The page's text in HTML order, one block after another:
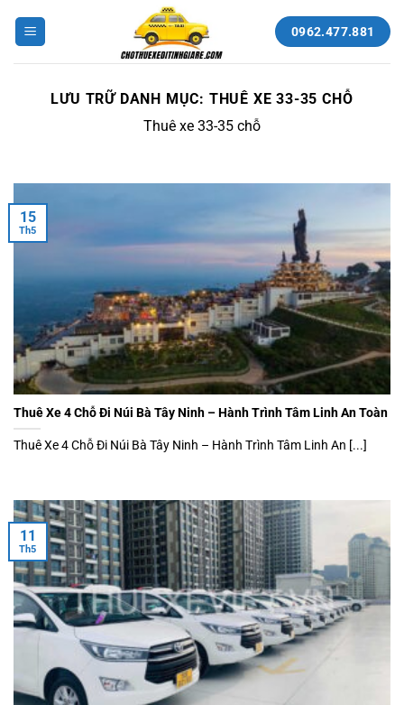
0962.477.881
LƯU TRỮ DANH MỤC: THUÊ XE 33-35 CHỖ
Thuê xe 33-35 chỗ
Thuê Xe 4 Chỗ Đi Núi Bà Tây Ninh – Hành Trình Tâm Linh An Toàn
Thuê Xe 4 Chỗ Đi Núi Bà Tây Ninh – Hành Trình Tâm Linh An [...]
15
Th5
11
Th5